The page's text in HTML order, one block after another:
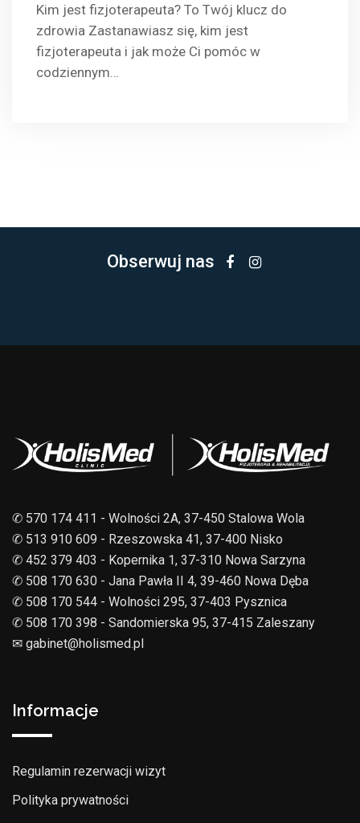
Kim jest fizjoterapeuta? To Twój klucz do
zdrowia Zastanawiasz się, kim jest
fizjoterapeuta i jak może Ci pomóc w
codziennym…
Obserwuj nas
✆ 570 174 411 - Wolności 2A, 37-450 Stalowa Wola
✆ 513 910 609 - Rzeszowska 41, 37-400 Nisko
✆ 452 379 403 - Kopernika 1, 37-310 Nowa Sarzyna
✆ 508 170 630 - Jana Pawła II 4, 39-460 Nowa Dęba
✆ 508 170 544 - Wolności 295, 37-403 Pysznica
✆ 508 170 398 - Sandomierska 95, 37-415 Zaleszany
✉︎ gabinet@holismed.pl
Informacje
Regulamin rezerwacji wizyt
Polityka prywatności